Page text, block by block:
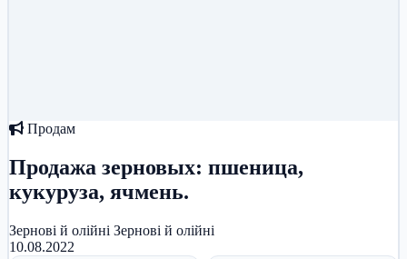
Продам
Продажа зерновых: пшеница,
кукуруза, ячмень.
Зернові й олійні Зернові й олійні
10.08.2022